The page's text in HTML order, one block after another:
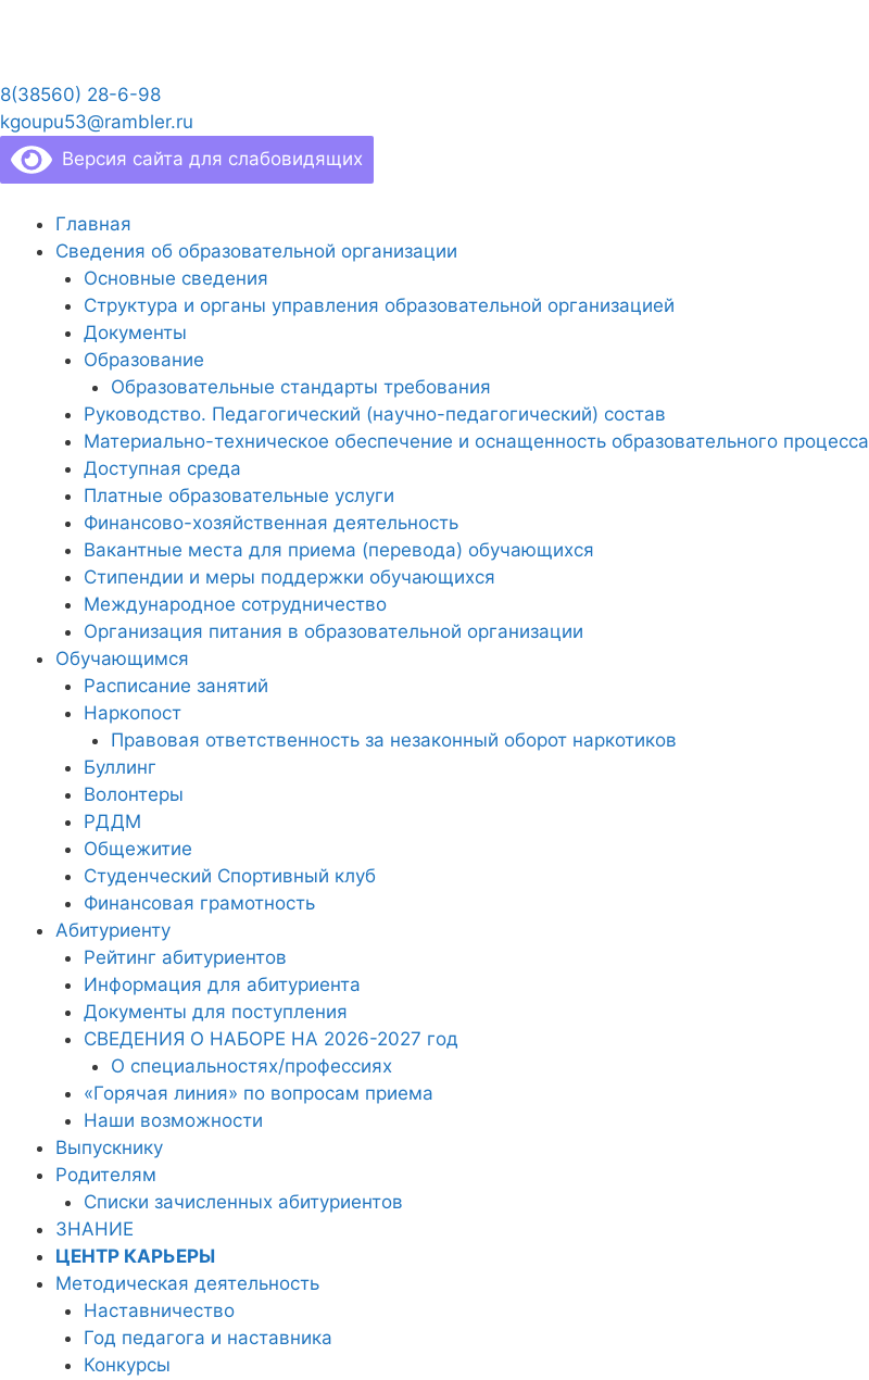
8(38560) 28-6-98
kgoupu53@rambler.ru
Версия сайта для слабовидящих
Главная
Сведения об образовательной организации
Основные сведения
Структура и органы управления образовательной организацией
Документы
Образование
Образовательные стандарты требования
Руководство. Педагогический (научно-педагогический) состав
Материально-техническое обеспечение и оснащенность образовательного процесса
Доступная среда
Платные образовательные услуги
Финансово-хозяйственная деятельность
Вакантные места для приема (перевода) обучающихся
Стипендии и меры поддержки обучающихся
Международное сотрудничество
Организация питания в образовательной организации
Обучающимся
Расписание занятий
Наркопост
Правовая ответственность за незаконный оборот наркотиков
Буллинг
Волонтеры
РДДМ
Общежитие
Студенческий Спортивный клуб
Финансовая грамотность
Абитуриенту
Рейтинг абитуриентов
Информация для абитуриента
Документы для поступления
СВЕДЕНИЯ О НАБОРЕ НА 2026-2027 год
О специальностях/профессиях
«Горячая линия» по вопросам приема
Наши возможности
Выпускнику
Родителям
Списки зачисленных абитуриентов
ЗНАНИЕ
ЦЕНТР КАРЬЕРЫ
Методическая деятельность
Наставничество
Год педагога и наставника
Конкурсы